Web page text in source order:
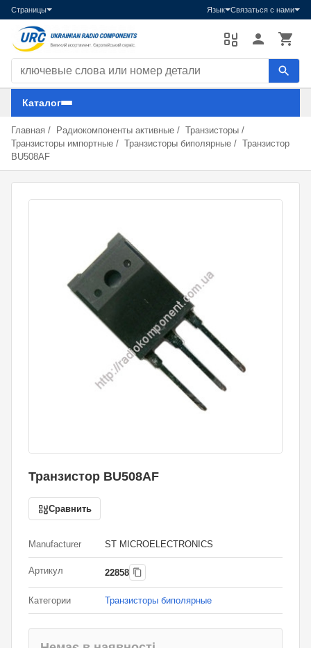
Страницы Язык Связаться с нами
Каталог
Главная / Радиокомпоненты активные / Транзисторы /
Транзисторы импортные / Транзисторы биполярные / Транзистор
BU508AF
Транзистор BU508AF
Сравнить
Manufacturer ST MICROELECTRONICS
Артикул 22858
Категории Транзисторы биполярные